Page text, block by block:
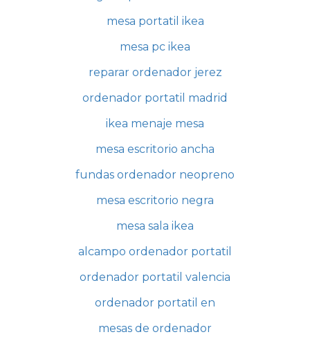
mesa portatil ikea
mesa pc ikea
reparar ordenador jerez
ordenador portatil madrid
ikea menaje mesa
mesa escritorio ancha
fundas ordenador neopreno
mesa escritorio negra
mesa sala ikea
alcampo ordenador portatil
ordenador portatil valencia
ordenador portatil en
mesas de ordenador